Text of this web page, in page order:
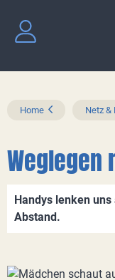
Home Netz &
Handys lenken
Abstand.